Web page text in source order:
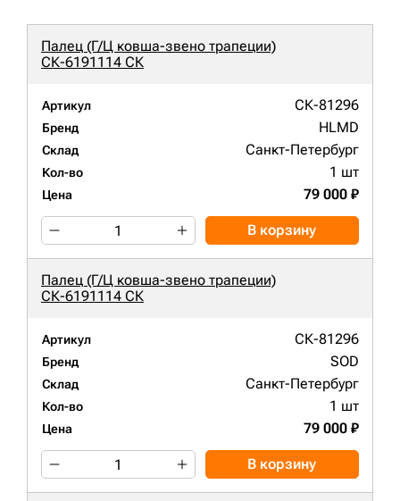
Палец (Г/Ц ковша-звено трапеции)
СК-6191114 СК
Артикул СК-81296
Бренд HLMD
Склад Санкт-Петербург
Кол-во 1 шт
Цена 79 000 ₽
В корзину
Палец (Г/Ц ковша-звено трапеции)
СК-6191114 СК
Артикул СК-81296
Бренд SOD
Склад Санкт-Петербург
Кол-во 1 шт
Цена 79 000 ₽
В корзину